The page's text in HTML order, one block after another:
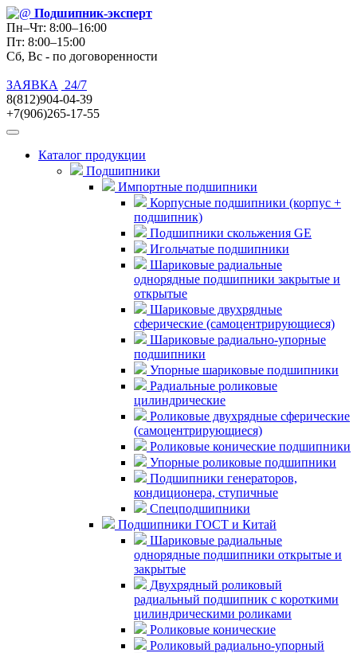
Подшипник-эксперт
Пн–Чт: 8:00–16:00
Пт: 8:00–15:00
Сб, Вс - по договоренности
ЗАЯВКА
24/7
8(812)904-04-39
+7(906)265-17-55
Каталог продукции
Подшипники
Импортные подшипники
Корпусные подшипники (корпус +
подшипник)
Подшипники скольжения GE
Игольчатые подшипники
Шариковые радиальные
однорядные подшипники закрытые и
открытые
Шариковые двухрядные
сферические (самоцентрирующиеся)
Шариковые радиально-упорные
подшипники
Упорные шариковые подшипники
Радиальные роликовые
цилиндрические
Роликовые двухрядные сферические
(самоцентрирующиеся)
Роликовые конические подшипники
Упорные роликовые подшипники
Подшипники генераторов,
кондиционера, ступичные
Спецподшипники
Подшипники ГОСТ и Китай
Шариковые радиальные
однорядные подшипники открытые и
закрытые
Двухрядный роликовый
радиальный подшипник с короткими
цилиндрическими роликами
Роликовые конические
Роликовый радиально-упорный